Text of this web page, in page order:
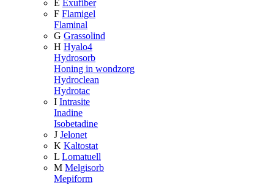
E Exufiber
F Flamigel
Flaminal
G Grassolind
H Hyalo4
Hydrosorb
Honing in wondzorg
Hydroclean
Hydrotac
I Intrasite
Inadine
Isobetadine
J Jelonet
K Kaltostat
L Lomatuell
M Melgisorb
Mepiform